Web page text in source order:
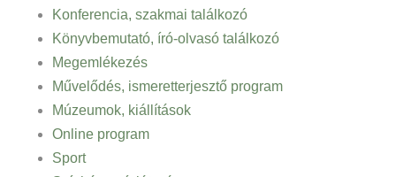
Konferencia, szakmai találkozó
Könyvbemutató, író-olvasó találkozó
Megemlékezés
Művelődés, ismeretterjesztő program
Múzeumok, kiállítások
Online program
Sport